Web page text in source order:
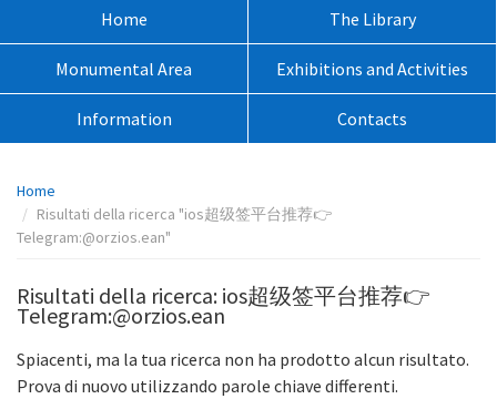
Home The Library
Monumental Area Exhibitions and Activities
Information Contacts
Percorso
pagina:
Home
Risultati della ricerca "ios超级签平台推荐👉
Telegram:@orzios.ean"
Risultati della ricerca: ios超级签平台推荐👉
Telegram:@orzios.ean
Spiacenti, ma la tua ricerca non ha prodotto alcun risultato.
Prova di nuovo utilizzando parole chiave differenti.